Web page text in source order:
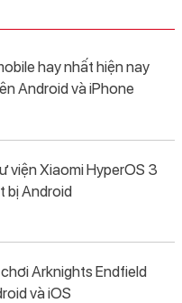
hay nhất hiện nay
Android và iPhone
viện Xiaomi HyperOS 3
bị Android
Arknights Endfield
và iOS